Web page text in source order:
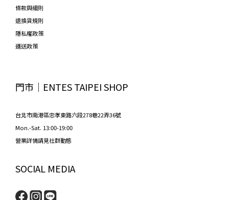
條款與細則
退換貨規則
隱私權政策
運送政策
門市│ENTES TAIPEI SHOP
台北市南港區忠孝東路六段278巷22弄36號
Mon.-Sat. 13:00-19:00
營業詳情請見社群動態
SOCIAL MEDIA